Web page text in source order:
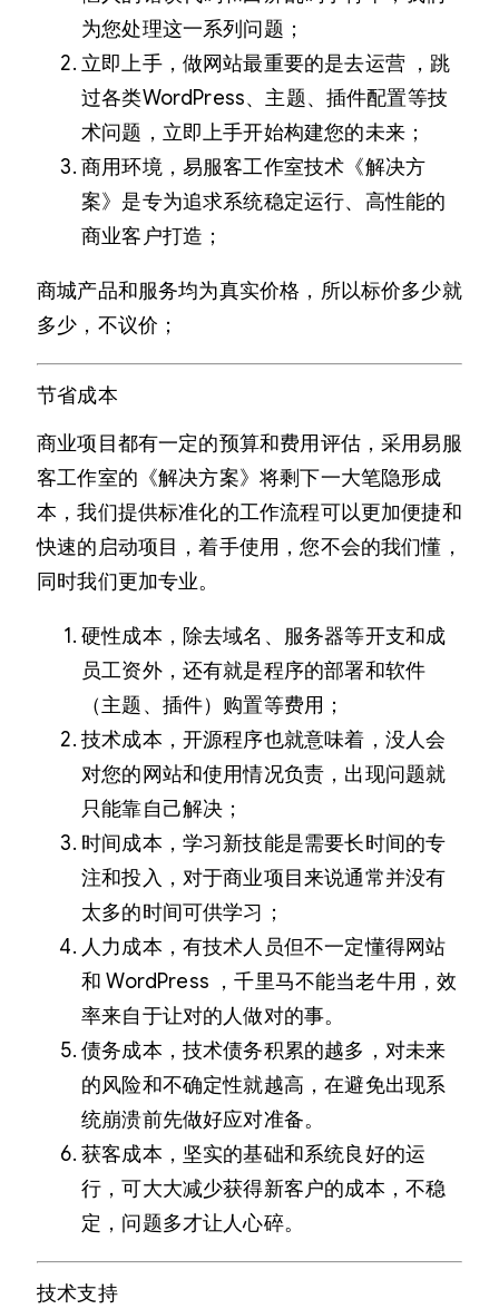
为您处理这一系列问题；
立即上手，做网站最重要的是去运营 ，跳
过各类WordPress、主题、插件配置等技
术问题，立即上手开始构建您的未来；
商用环境，易服客工作室技术《解决方
案》是专为追求系统稳定运行、高性能的
商业客户打造；
商城产品和服务均为真实价格，所以标价多少就
多少，不议价；
节省成本
商业项目都有一定的预算和费用评估，采用易服
客工作室的《解决方案》将剩下一大笔隐形成
本，我们提供标准化的工作流程可以更加便捷和
快速的启动项目，着手使用，您不会的我们懂，
同时我们更加专业。
硬性成本，除去域名、服务器等开支和成
员工资外，还有就是程序的部署和软件
（主题、插件）购置等费用；
技术成本，开源程序也就意味着，没人会
对您的网站和使用情况负责，出现问题就
只能靠自己解决；
时间成本，学习新技能是需要长时间的专
注和投入，对于商业项目来说通常并没有
太多的时间可供学习；
人力成本，有技术人员但不一定懂得网站
和 WordPress ，千里马不能当老牛用，效
率来自于让对的人做对的事。
债务成本，技术债务积累的越多，对未来
的风险和不确定性就越高，在避免出现系
统崩溃前先做好应对准备。
获客成本，坚实的基础和系统良好的运
行，可大大减少获得新客户的成本，不稳
定，问题多才让人心碎。
技术支持